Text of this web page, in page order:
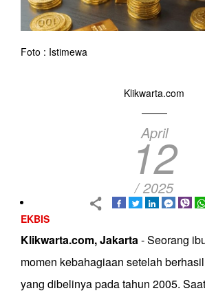
Foto : Istimewa
Klikwarta.com
April
12
/ 2025
EKBIS
Klikwarta.com, Jakarta- Seorang
momen kebahagiaan setelah
yang dibelinya pada tahun 2005.